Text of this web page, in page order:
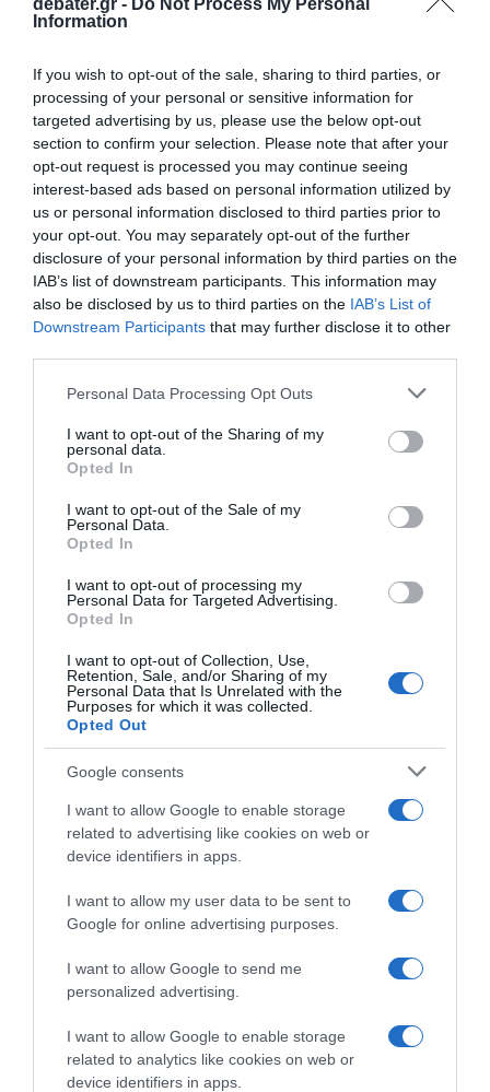
debater.gr - Do Not Process My Personal
Information
If you wish to opt-out of the sale, sharing to third parties, or
processing of your personal or sensitive information for
targeted advertising by us, please use the below opt-out
section to confirm your selection. Please note that after your
opt-out request is processed you may continue seeing
interest-based ads based on personal information utilized by
us or personal information disclosed to third parties prior to
your opt-out. You may separately opt-out of the further
disclosure of your personal information by third parties on the
IAB’s list of downstream participants. This information may
also be disclosed by us to third parties on the IAB’s List of
Downstream Participants that may further disclose it to other
Please note that this website/app uses one or more Google
not limited to your visit or usage behaviour. You may click to
grant or deny consent to Google and its third-party tags to
use your data for below specified purposes in below Google
consent section.
Personal Data Processing Opt Outs
I want to opt-out of the Sharing of my
personal data.
Opted In
I want to opt-out of the Sale of my
Personal Data.
Opted In
I want to opt-out of processing my
Personal Data for Targeted Advertising.
Opted In
I want to opt-out of Collection, Use,
Retention, Sale, and/or Sharing of my
Personal Data that Is Unrelated with the
Purposes for which it was collected.
Opted Out
Google consents
I want to allow Google to enable storage
related to advertising like cookies on web or
device identifiers in apps.
I want to allow my user data to be sent to
Google for online advertising purposes.
I want to allow Google to send me
personalized advertising.
I want to allow Google to enable storage
related to analytics like cookies on web or
device identifiers in apps.
ΠΑΡΑΠΟΛΙΤΙΚΑ
Νέο επεισόδιο Κωνσταντοπούλου –
Πολύζου: Η πρόεδρος της Πλεύσης
Ελευθερίας κάλεσε το “100” και πήγε
την πρώην συνεργάτρια της στο
τμήμα
Κωνσταντοπούλου την κατηγορούσε ότι είναι μέλος
εγκληματικής οργάνωσης